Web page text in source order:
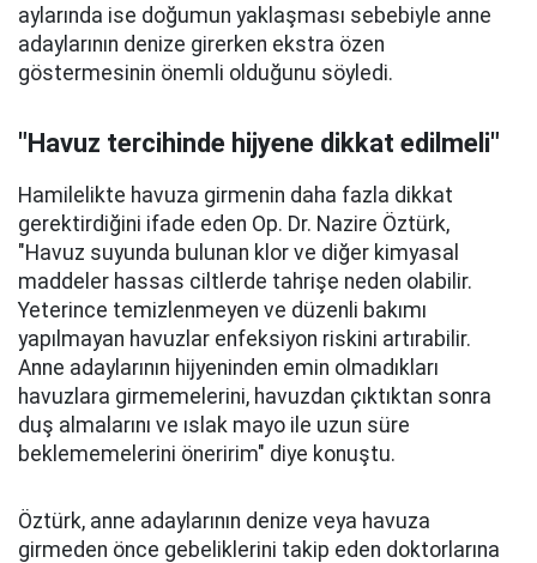
aylarında ise doğumun yaklaşması sebebiyle anne
adaylarının denize girerken ekstra özen
göstermesinin önemli olduğunu söyledi.
"Havuz tercihinde hijyene dikkat edilmeli"
Hamilelikte havuza girmenin daha fazla dikkat
gerektirdiğini ifade eden Op. Dr. Nazire Öztürk,
"Havuz suyunda bulunan klor ve diğer kimyasal
maddeler hassas ciltlerde tahrişe neden olabilir.
Yeterince temizlenmeyen ve düzenli bakımı
yapılmayan havuzlar enfeksiyon riskini artırabilir.
Anne adaylarının hijyeninden emin olmadıkları
havuzlara girmemelerini, havuzdan çıktıktan sonra
duş almalarını ve ıslak mayo ile uzun süre
beklememelerini öneririm" diye konuştu.
Öztürk, anne adaylarının denize veya havuza
girmeden önce gebeliklerini takip eden doktorlarına